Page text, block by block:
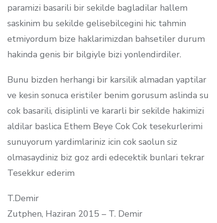
paramizi basarili bir sekilde bagladilar hallem
saskinim bu sekilde gelisebilcegini hic tahmin
etmiyordum bize haklarimizdan bahsetiler durum
hakinda genis bir bilgiyle bizi yonlendirdiler.
Bunu bizden herhangi bir karsilik almadan yaptilar
ve kesin sonuca eristiler benim gorusum aslinda su
cok basarili, disiplinli ve kararli bir sekilde hakimizi
aldilar baslica Ethem Beye Cok Cok tesekurlerimi
sunuyorum yardimlariniz icin cok saolun siz
olmasaydiniz biz goz ardi edecektik bunlari tekrar
Tesekkur ederim
T.Demir
Zutphen, Haziran 2015 – T. Demir